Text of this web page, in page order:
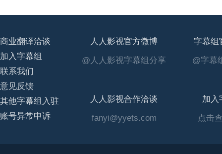
商业翻译洽谈
加入字幕组
联系我们
意见反馈
其他字幕组入驻
账号异常申诉
人人影视官方微博
@人人影视字幕组分享
字幕组
@字幕
人人影视合作洽谈
fanyi@yyets.com
加入
点击